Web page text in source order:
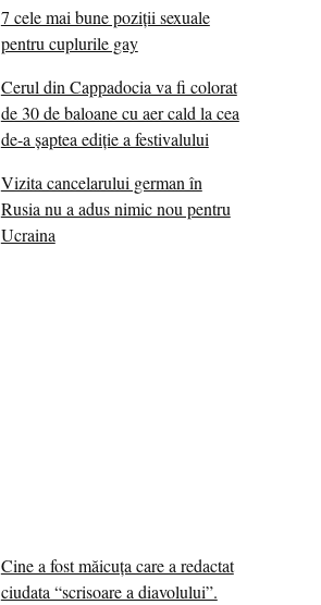
7 cele mai bune poziții sexuale
pentru cuplurile gay
Cerul din Cappadocia va fi colorat
de 30 de baloane cu aer cald la cea
de-a șaptea ediție a festivalului
Vizita cancelarului german în
Rusia nu a adus nimic nou pentru
Ucraina
Cine a fost măicuţa care a redactat
ciudata “scrisoare a diavolului”.